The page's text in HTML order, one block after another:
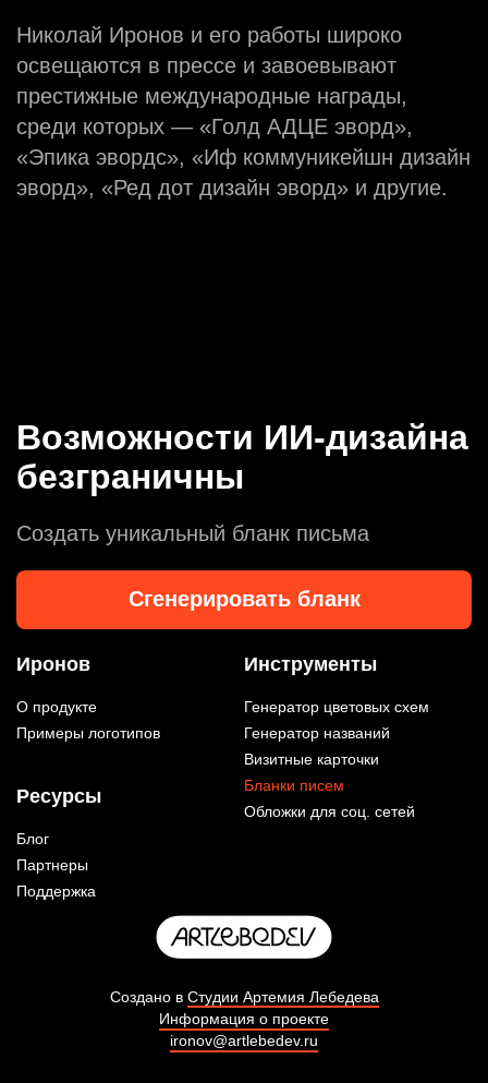
Николай Иронов и его работы широко
освещаются в прессе и завоевывают
престижные международные награды,
среди которых — «Голд АДЦЕ эворд»,
«Эпика эвордс», «Иф коммуникейшн дизайн
эворд», «Ред дот дизайн эворд» и другие.
Возможности ИИ-дизайна
безграничны
Создать уникальный бланк письма
Сгенерировать бланк
Иронов
О продукте
Примеры логотипов
Ресурсы
Блог
Партнеры
Поддержка
Инструменты
Генератор цветовых схем
Генератор названий
Визитные карточки
Бланки писем
Обложки для соц. сетей
Создано в Студии Артемия Лебедева
Информация о проекте
ironov@artlebedev.ru